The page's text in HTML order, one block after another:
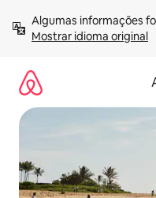
para
Mostrar idioma original